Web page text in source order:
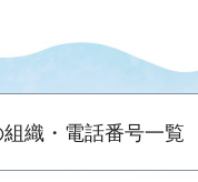
組織・電話番号一覧